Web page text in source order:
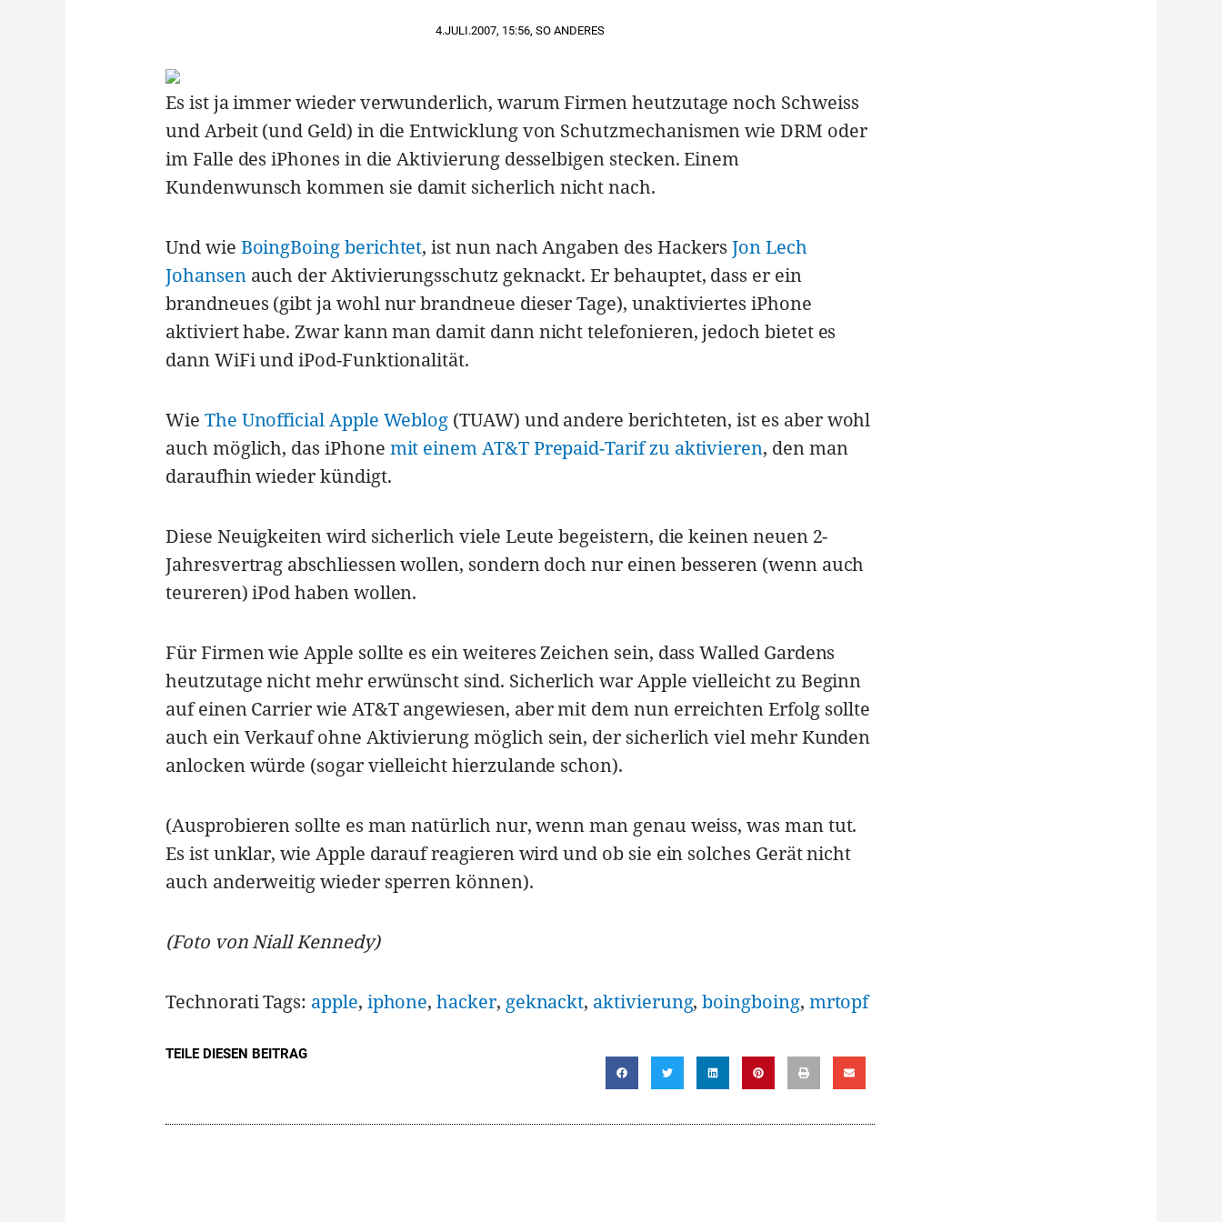
4.JULI.2007, 15:56, SO ANDERES
Es ist ja immer wieder verwunderlich, warum Firmen heutzutage noch Schweiss
und Arbeit (und Geld) in die Entwicklung von Schutzmechanismen wie DRM oder
im Falle des iPhones in die Aktivierung desselbigen stecken. Einem
Kundenwunsch kommen sie damit sicherlich nicht nach.
Und wie BoingBoing berichtet, ist nun nach Angaben des HackersJon Lech
Johansenauch der Aktivierungsschutz geknackt. Er behauptet, dass er ein
brandneues (gibt ja wohl nur brandneue dieser Tage), unaktiviertes iPhone
aktiviert habe. Zwar kann man damit dann nicht telefonieren, jedoch bietet es
dann WiFi und iPod-Funktionalität.
Wie The Unofficial Apple Weblog (TUAW) und andere berichteten, ist es aber wohl
auch möglich, das iPhone mit einem AT&T Prepaid-Tarif zu aktivieren, den man
daraufhin wieder kündigt.
Diese Neuigkeiten wird sicherlich viele Leute begeistern, die keinen neuen 2-
Jahresvertrag abschliessen wollen, sondern doch nur einen besseren (wenn auch
teureren) iPod haben wollen.
Für Firmen wie Apple sollte es ein weiteres Zeichen sein, dass Walled Gardens
heutzutage nicht mehr erwünscht sind. Sicherlich war Apple vielleicht zu Beginn
auf einen Carrier wie AT&T angewiesen, aber mit dem nun erreichten Erfolg sollte
auch ein Verkauf ohne Aktivierung möglich sein, der sicherlich viel mehr Kunden
anlocken würde (sogar vielleicht hierzulande schon).
(Ausprobieren sollte es man natürlich nur, wenn man genau weiss, was man tut.
Es ist unklar, wie Apple darauf reagieren wird und ob sie ein solches Gerät nicht
auch anderweitig wieder sperren können).
(Foto von Niall Kennedy)
Technorati Tags: apple, iphone,hacker, geknackt, aktivierung,boingboing, mrtopf
TEILE DIESEN BEITRAG